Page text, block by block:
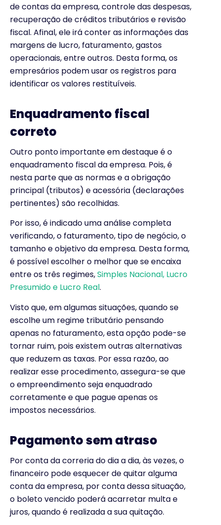
de contas da empresa, controle das despesas,
recuperação de créditos tributários e revisão
fiscal. Afinal, ele irá conter as informações das
margens de lucro, faturamento, gastos
operacionais, entre outros. Desta forma, os
empresários podem usar os registros para
identificar os valores restituíveis.
Enquadramento fiscal
correto
Outro ponto importante em destaque é o
enquadramento fiscal da empresa. Pois, é
nesta parte que as normas e a obrigação
principal (tributos) e acessória (declarações
pertinentes) são recolhidas.
Por isso, é indicado uma análise completa
verificando, o faturamento, tipo de negócio, o
tamanho e objetivo da empresa. Desta forma,
é possível escolher o melhor que se encaixa
entre os três regimes,Simples Nacional, Lucro
Presumido e Lucro Real.
Visto que, em algumas situações, quando se
escolhe um regime tributário pensando
apenas no faturamento, esta opção pode-se
tornar ruim, pois existem outras alternativas
que reduzem as taxas. Por essa razão, ao
realizar esse procedimento, assegura-se que
o empreendimento seja enquadrado
corretamente e que pague apenas os
impostos necessários.
Pagamento sem atraso
Por conta da correria do dia a dia, às vezes, o
financeiro pode esquecer de quitar alguma
conta da empresa, por conta dessa situação,
o boleto vencido poderá acarretar multa e
juros, quando é realizada a sua quitação.